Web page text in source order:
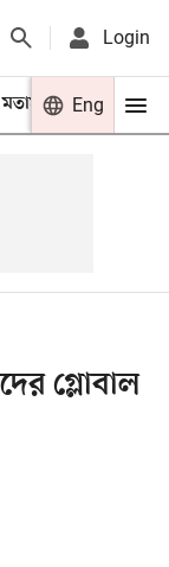
Login
মতামত খেলা
Eng
গ্লোবাল